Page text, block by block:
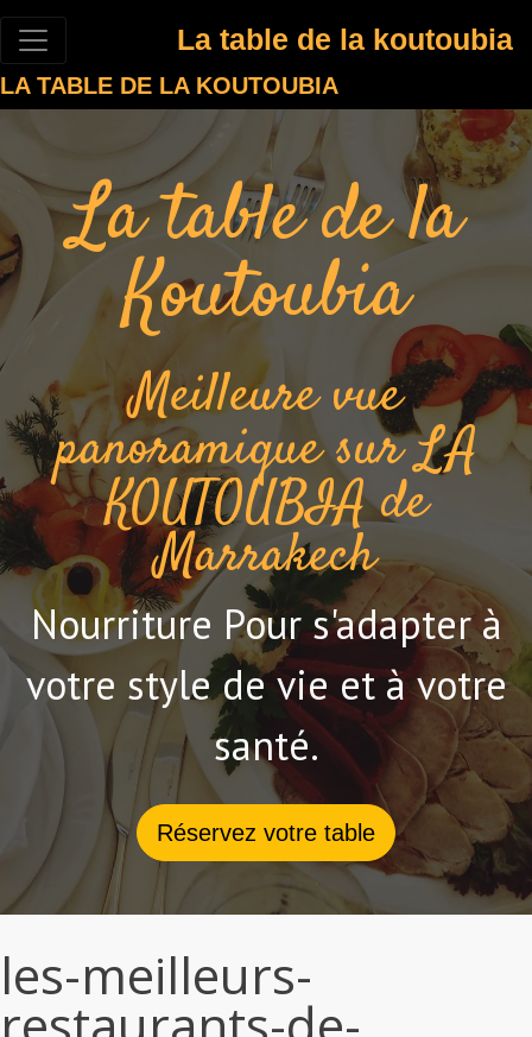
La table de la koutoubia
LA TABLE DE LA KOUTOUBIA
La table de la
Koutoubia
Meilleure vue
panoramique sur LA
KOUTOUBIA de
Marrakech
Nourriture Pour s'adapter à
votre style de vie et à votre
santé.
Réservez votre table
les-meilleurs-